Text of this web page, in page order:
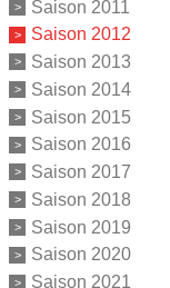
Saison 2011
Saison 2012
Saison 2013
Saison 2014
Saison 2015
Saison 2016
Saison 2017
Saison 2018
Saison 2019
Saison 2020
Saison 2021